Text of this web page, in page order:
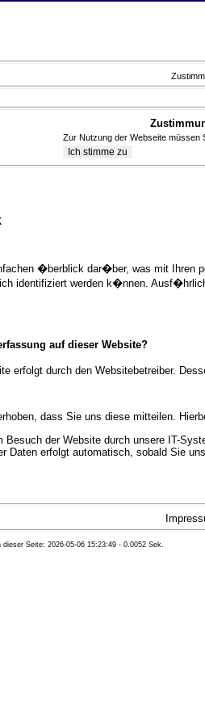
Zur Nutzung der Webseite müssen
�berblick dar�ber, was mit Ihren
identifiziert werden k�nnen.
auf dieser Website?
erfolgt durch den Websitebetreiber.
dass Sie uns diese mitteilen.
Besuch der Website durch unsere IT-
Daten erfolgt automatisch, sobald Sie
fehlerfreie Bereitstellung der Website
Daten?
Auskunft �ber Herkunft, Empf�nger
dieser Seite: 2026-05-06 15:23:49 - 0.0052 Sek.